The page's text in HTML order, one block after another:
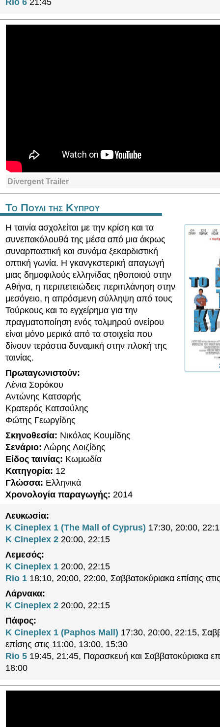
Rio 6 21:45
Divergent Trailer
Το Πουλι της Κυπρου
Η ταινία ασχολείται με την κρίση και τα
συνεπακόλουθά της μέσα από μια άκρως
συναρπαστική και συνάμα ξεκαρδιστική
οπτική γωνία. Η γκανγκστερική απαγωγή
μιας δημοφιλούς ελληνίδας ηθοποιού στην
Αθήνα, η περιπετειώδεις περιπλάνηση στην
μεσόγειο, η απρόσμενη σύλληψη από τους
Τούρκους και το εγχείρημα για την
πραγματοποίηση ενός τολμηρού ονείρου
είναι μόνο μερικά από τα στοιχεία που
δίνουν τεράστια δυναμική στην πλοκή της
ταινίας.
Πρωταγωνιστούν:
Λένια Σορόκου
Αντώνης Κατσαρής
Κρατερός Κατσούλης
Φώτης Γεωργίδης
Σκηνοθεσία: Νικόλας Κουμίδης
Σενάριο: Λώρης Λοιζίδης
Είδος ταινίας: Κωμωδία
Κατηγορία: 12
Γλώσσα: Ελληνικά
Χρονολογία παραγωγής: 2014
Λευκωσία:
K Cineplex 1 (The Mall of Cyprus) 17:30, 20:00,
K Cineplex 2 20:00, 22:15
Λεμεσός:
K Cineplex 1 20:00, 22:15
Rio 1 18:10, 20:00, 22:00, Σαββατοκύριακα επίσης
Λάρνακα:
K Cineplex 2 20:00, 22:15
Πάφος:
K Cineplex 1 (Paphos Mall) 17:30, 20:00, 22:15,
επίσης στις 11:00, 13:00, 15:30
Rio 5 19:45, 21:45, Παρασκευή και Σαββατοκύριακα
18:00